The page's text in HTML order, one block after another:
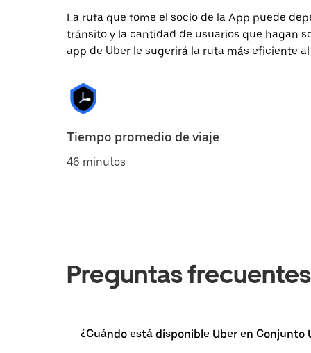
La ruta que tome el socio de la App puede
tránsito y la cantidad de usuarios que hagan
app de Uber le sugerirá la ruta más eficiente
Tiempo promedio de viaje
46 minutos
Preguntas frecuentes
¿Cuándo está disponible Uber en Conjunto